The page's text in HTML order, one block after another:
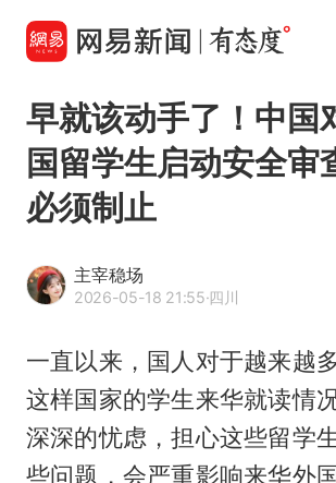
早就该动手了！中国
国留学生启动安全审
必须制止
主宰稳场
2026-05-18 21:55·四川
一直以来，国人对于越来越
这样国家的学生来华就读情
深深的忧虑，担心这些留学
些问题，会严重影响来华外